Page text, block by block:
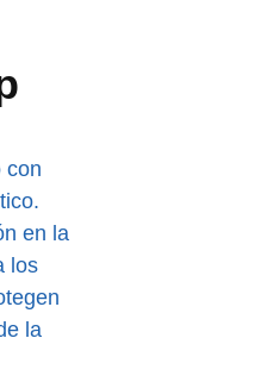
con
en la
los
la